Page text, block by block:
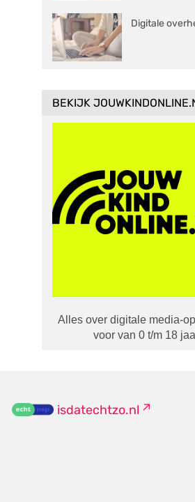
Digitale
BEKIJK
Alles over digitale media-
voor van 0 t/m 18
isdatechtzo.nl